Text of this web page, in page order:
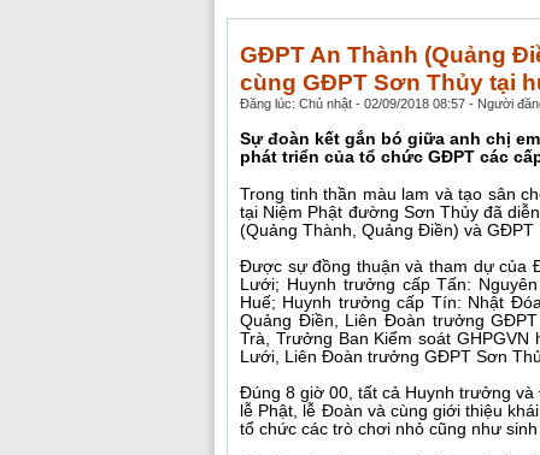
GĐPT An Thành (Quảng
cùng GĐPT Sơn Thủy tại
Đăng lúc: Chủ nhật - 02/09/2018 08:57 - Người
Sự đoàn kết gắn bó giữa anh chị
phát triển của tổ chức GĐPT các
Trong tinh thần màu lam và tạo sân
tại Niệm Phật đường Sơn Thủy đã
(Quảng Thành, Quảng Điền) và
Được sự đồng thuận và tham dự của
Lưới; Huynh trưởng cấp Tấn:
Huế; Huynh trưởng cấp Tín: Nhật
Quảng Điền, Liên Đoàn trưởng
Trà, Trưởng Ban Kiểm soát
Lưới, Liên Đoàn trưởng GĐPT Sơn
Đúng 8 giờ 00, tất cả Huynh trưởng
lễ Phật, lễ Đoàn và cùng giới thiệu
tổ chức các trò chơi nhỏ cũng như